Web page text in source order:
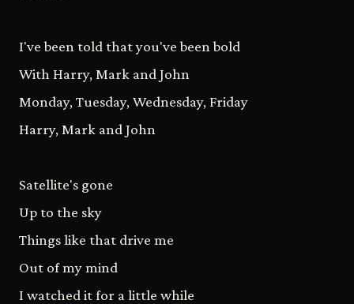
I've been told that you've been bold
With Harry, Mark and John
Monday, Tuesday, Wednesday, Friday
Harry, Mark and John
Satellite's gone
Up to the sky
Things like that drive me
Out of my mind
I watched it for a little while